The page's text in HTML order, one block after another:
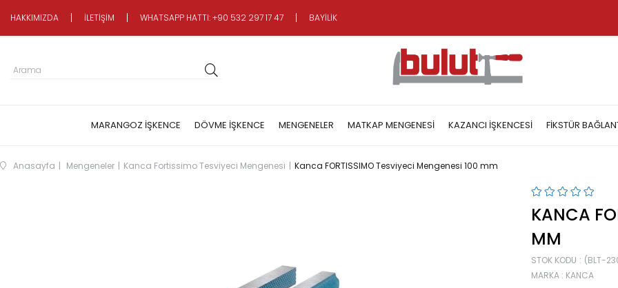
HAKKIMIZDA İLETİŞİM WHATSAPP HATTI: +90 532 297 17 47 BAYİLİK
MARANGOZ İŞKENCE DÖVME İŞKENCE MENGENELER MATKAP MENGENESI KAZANCI İŞKENCESI FIKSTÜR
Anasayfa Mengeneler Kanca Fortissimo Tesviyeci Mengenesi Kanca FORTISSIMO Tesviyeci Mengenesi 100 mm
KANCA
MM
STOK KODU
(BLT-
MARKA : KANCA